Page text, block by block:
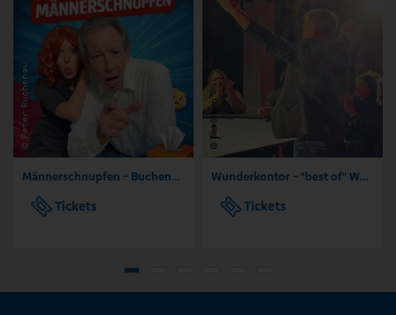
Männerschnupfen - Buchenau Comedy Tour
Tickets
Wunderkontor - "best of" Wunderzeiten präsentiert von Jörg Borrmann
Tickets